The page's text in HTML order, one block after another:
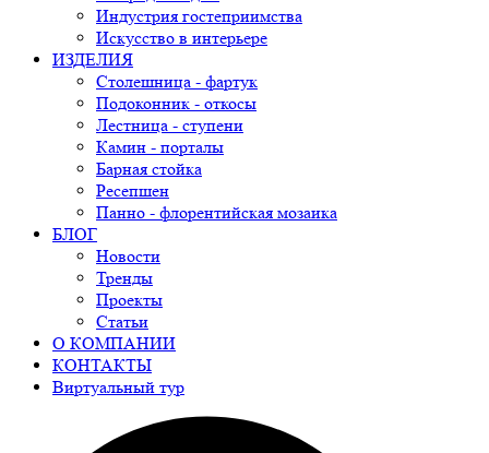
Индустрия гостеприимства
Искусство в интерьере
ИЗДЕЛИЯ
Столешница - фартук
Подоконник - откосы
Лестница - ступени
Камин - порталы
Барная стойка
Ресепшен
Панно - флорентийская мозаика
БЛОГ
Новости
Тренды
Проекты
Статьи
О КОМПАНИИ
КОНТАКТЫ
Виртуальный тур